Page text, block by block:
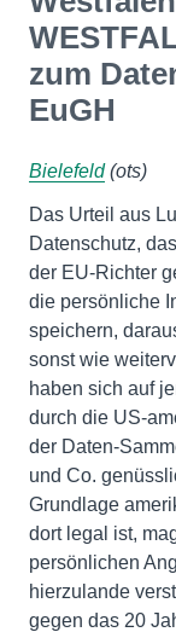
zum
EuGH
Bielefeld(ots)
Das Urteil aus
Datenschutz,
der EU-Richter
die persönliche
speichern,
sonst wie
haben sich auf
durch die US-
der Daten-
und Co.
Grundlage
dort legal ist,
persönlichen
hierzulande
gegen das 20